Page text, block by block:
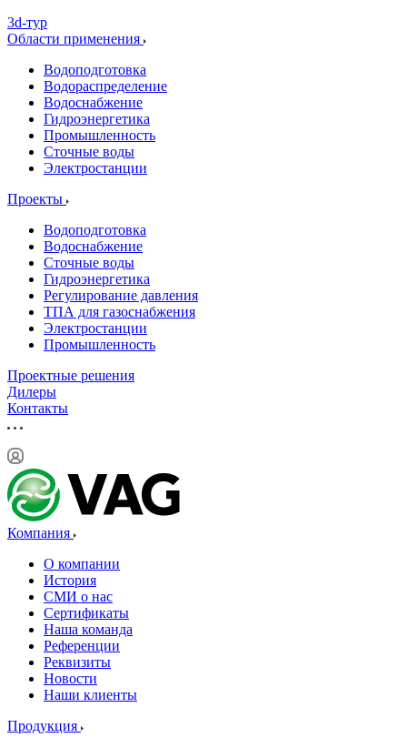
3d-тур
Области применения
Водоподготовка
Водораспределение
Водоснабжение
Гидроэнергетика
Промышленность
Сточные воды
Электростанции
Проекты
Водоподготовка
Водоснабжение
Сточные воды
Гидроэнергетика
Регулирование давления
ТПА для газоснабжения
Электростанции
Промышленность
Проектные решения
Дилеры
Контакты
Компания
О компании
История
СМИ о нас
Cертификаты
Наша команда
Референции
Реквизиты
Новости
Наши клиенты
Продукция